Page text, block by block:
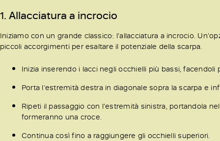
1. Allacciatura a incrocio
Iniziamo con un grande classico: l’allacciatura a incrocio.
piccoli accorgimenti per esaltare il potenziale della scarpa.
Inizia inserendo i lacci negli occhielli più bassi, facendoli
Porta l’estremità destra in diagonale sopra la scarpa e
Ripeti il passaggio con l’estremità sinistra, portandola
formeranno una croce.
Continua così fino a raggiungere gli occhielli superiori.